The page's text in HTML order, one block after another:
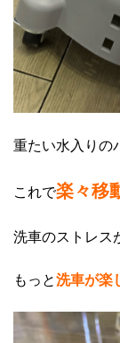
重たい水入りの
これで楽々移
洗車のストレス
もっと洗車が楽